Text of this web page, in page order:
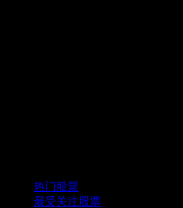
热门股票
最受关注股票